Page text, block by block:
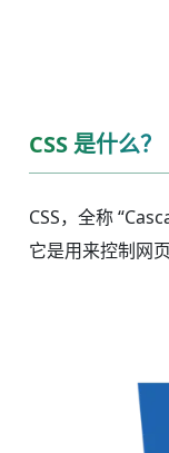
CSS 是什么？
CSS，全称
它是用来控制网